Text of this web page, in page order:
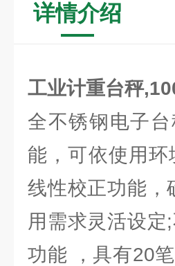
详情介绍
工业计重台秤
全不锈钢电子
能，可依使用
线性校正功能，
用需求灵活设
功能 ，具有20